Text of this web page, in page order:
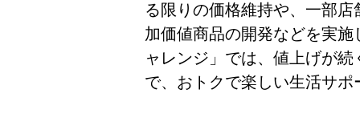
る限りの価格維持や、一部
加価値商品の開発などを実
ャレンジ」では、値上げが
で、おトクで楽しい生活サ